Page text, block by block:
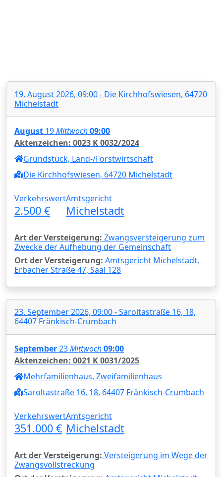
19. August 2026, 09:00 - Die Kirchhofswiesen, 64720
Michelstadt
August 19Mittwoch09:00
Aktenzeichen: 0023 K 0032/2024
Grundstück, Land-/Forstwirtschaft
Die Kirchhofswiesen, 64720 Michelstadt
Verkehrswert
2.500 €
Amtsgericht
Michelstadt
Art der Versteigerung: Zwangsversteigerung zum
Zwecke der Aufhebung der Gemeinschaft
Ort der Versteigerung: Amtsgericht Michelstadt,
Erbacher Straße 47, Saal 128
23. September 2026, 09:00 - Saroltastraße 16, 18,
64407 Fränkisch-Crumbach
September23Mittwoch09:00
Aktenzeichen: 0021 K 0031/2025
Mehrfamilienhaus, Zweifamilienhaus
Saroltastraße 16, 18, 64407 Fränkisch-Crumbach
Verkehrswert
351.000 €
Amtsgericht
Michelstadt
Art der Versteigerung: Versteigerung im Wege der
Zwangsvollstreckung